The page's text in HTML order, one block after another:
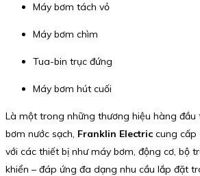
Máy bơm tách vỏ
Máy bơm chìm
Tua-bin trục đứng
Máy bơm hút cuối
Là một trong những thương hiệu hàng đầu
bơm nước sạch, Franklin Electric cung
với các thiết bị như máy bơm, động cơ, bộ
khiển – đáp ứng đa dạng nhu cầu lắp đặt